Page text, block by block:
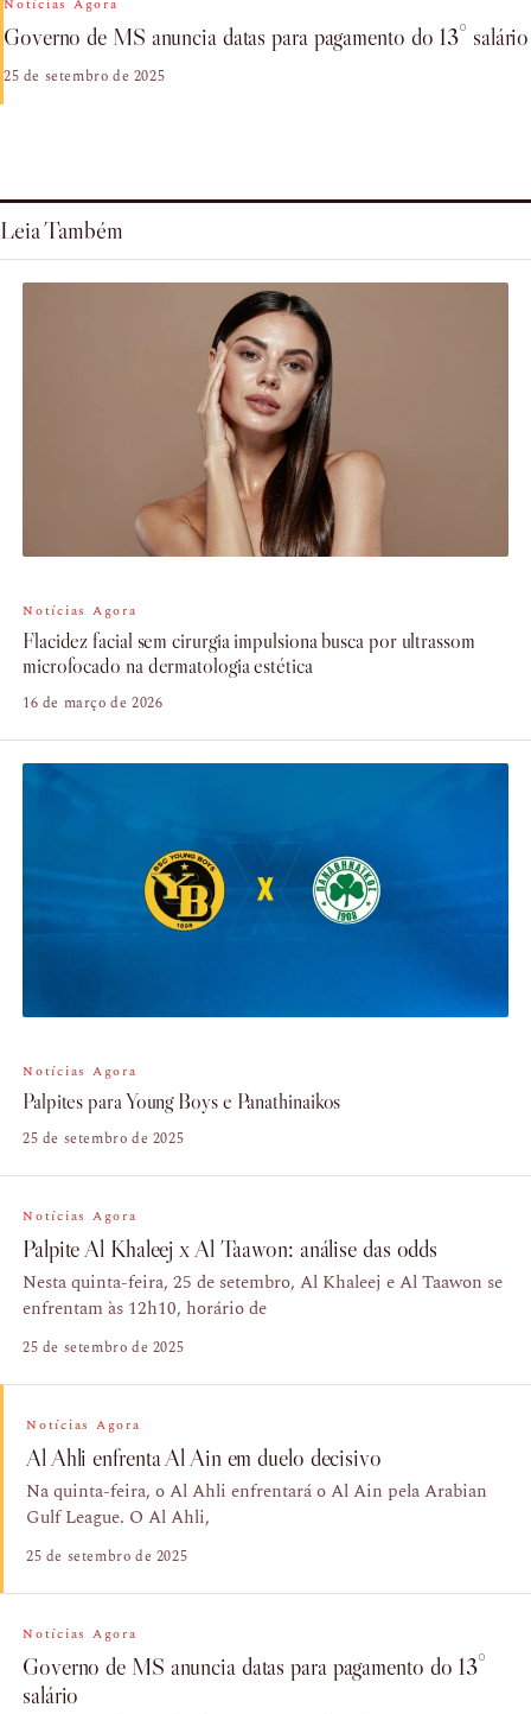
Notícias Agora
Governo de MS anuncia datas para pagamento do 13° salário
25 de setembro de 2025
Leia Também
Notícias Agora
Flacidez facial sem cirurgia impulsiona busca por ultrassom
microfocado na dermatologia estética
16 de março de 2026
Notícias Agora
Palpites para Young Boys e Panathinaikos
25 de setembro de 2025
Notícias Agora
Palpite Al Khaleej x Al Taawon: análise das odds
Nesta quinta-feira, 25 de setembro, Al Khaleej e Al Taawon se
enfrentam às 12h10, horário de
25 de setembro de 2025
Notícias Agora
Al Ahli enfrenta Al Ain em duelo decisivo
Na quinta-feira, o Al Ahli enfrentará o Al Ain pela Arabian
Gulf League. O Al Ahli,
25 de setembro de 2025
Notícias Agora
Governo de MS anuncia datas para pagamento do 13°
salário